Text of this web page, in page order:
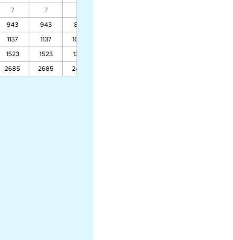
7 7
943 943 878
1137 1137 1050
1523 1523 1392
2685 2685 2423